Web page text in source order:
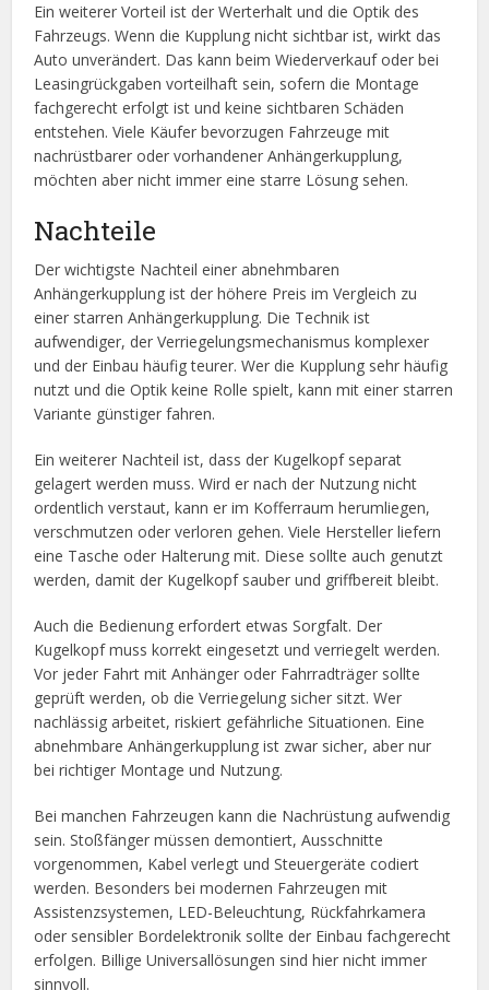
Ein weiterer Vorteil ist der Werterhalt und die Optik des
Fahrzeugs. Wenn die Kupplung nicht sichtbar ist, wirkt das
Auto unverändert. Das kann beim Wiederverkauf oder bei
Leasingrückgaben vorteilhaft sein, sofern die Montage
fachgerecht erfolgt ist und keine sichtbaren Schäden
entstehen. Viele Käufer bevorzugen Fahrzeuge mit
nachrüstbarer oder vorhandener Anhängerkupplung,
möchten aber nicht immer eine starre Lösung sehen.
Nachteile
Der wichtigste Nachteil einer abnehmbaren
Anhängerkupplung ist der höhere Preis im Vergleich zu
einer starren Anhängerkupplung. Die Technik ist
aufwendiger, der Verriegelungsmechanismus komplexer
und der Einbau häufig teurer. Wer die Kupplung sehr häufig
nutzt und die Optik keine Rolle spielt, kann mit einer starren
Variante günstiger fahren.
Ein weiterer Nachteil ist, dass der Kugelkopf separat
gelagert werden muss. Wird er nach der Nutzung nicht
ordentlich verstaut, kann er im Kofferraum herumliegen,
verschmutzen oder verloren gehen. Viele Hersteller liefern
eine Tasche oder Halterung mit. Diese sollte auch genutzt
werden, damit der Kugelkopf sauber und griffbereit bleibt.
Auch die Bedienung erfordert etwas Sorgfalt. Der
Kugelkopf muss korrekt eingesetzt und verriegelt werden.
Vor jeder Fahrt mit Anhänger oder Fahrradträger sollte
geprüft werden, ob die Verriegelung sicher sitzt. Wer
nachlässig arbeitet, riskiert gefährliche Situationen. Eine
abnehmbare Anhängerkupplung ist zwar sicher, aber nur
bei richtiger Montage und Nutzung.
Bei manchen Fahrzeugen kann die Nachrüstung aufwendig
sein. Stoßfänger müssen demontiert, Ausschnitte
vorgenommen, Kabel verlegt und Steuergeräte codiert
werden. Besonders bei modernen Fahrzeugen mit
Assistenzsystemen, LED-Beleuchtung, Rückfahrkamera
oder sensibler Bordelektronik sollte der Einbau fachgerecht
erfolgen. Billige Universallösungen sind hier nicht immer
sinnvoll.